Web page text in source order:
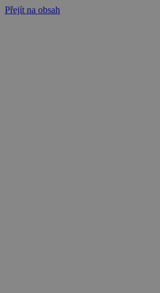
Přejít na obsah